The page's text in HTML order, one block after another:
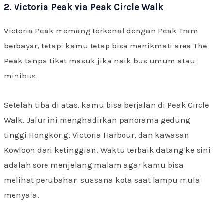
2. Victoria Peak via Peak Circle Walk
Victoria Peak memang terkenal dengan Peak Tram
berbayar, tetapi kamu tetap bisa menikmati area The
Peak tanpa tiket masuk jika naik bus umum atau
minibus.
Setelah tiba di atas, kamu bisa berjalan di Peak Circle
Walk. Jalur ini menghadirkan panorama gedung
tinggi Hongkong, Victoria Harbour, dan kawasan
Kowloon dari ketinggian. Waktu terbaik datang ke sini
adalah sore menjelang malam agar kamu bisa
melihat perubahan suasana kota saat lampu mulai
menyala.